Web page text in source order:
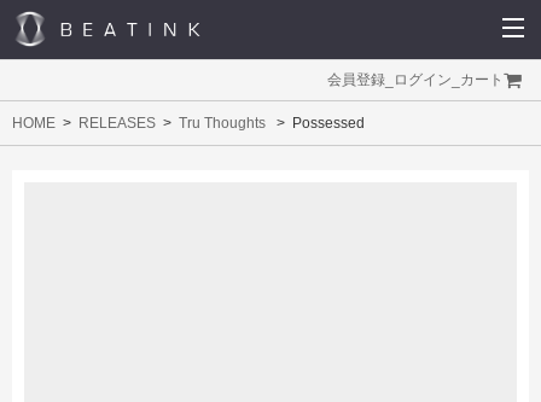
会員登録 ログイン カート
HOME RELEASES Tru Thoughts Possessed